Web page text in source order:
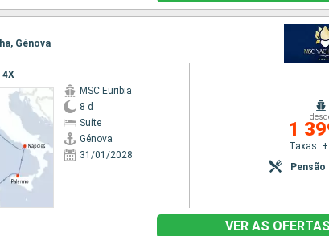
Génova
4X
MSC Euribia
8 d
Suíte
Génova
31/01/2028
1
Taxas:
VER AS OFERTAS